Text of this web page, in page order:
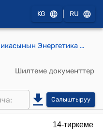
KG RU
Кыргыз Республикасынын Энергетика министрлигине караштуу “Таш-Көмүр жылуулук менен жабдуу ишканасы” мамлекеттик ишканасынын уставы (Кыргыз Республикасынын Министрлер Кабинетинин 2024-жылдын 2-июлундагы № 345 токтому менен бекитилди)
Шилтеме документтер
Салыштыруу